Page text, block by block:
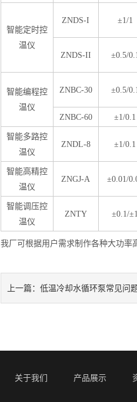
智能定时控
温仪
ZNDS-I ±1/1
ZNDS-II
±0.5/
智能编程控
温仪
ZNBC-30 ±0.5/
ZNBC-60
±1/0.1
智能多路控
温仪
ZNDL-8 ±1/0.1
智能高精控
温仪
ZNGJ-A ±0.01/
智能调压控
温仪
ZNTY ±0.1/±1
我厂可根据用户需求制作各种大功率
上一篇： 低温冷却水循环泵常见问
关于我们 产品展示